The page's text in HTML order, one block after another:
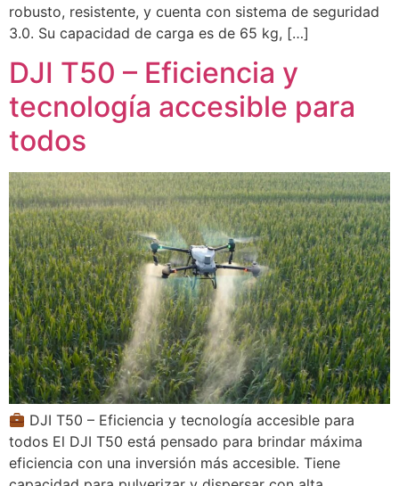
robusto, resistente, y cuenta con sistema de seguridad
3.0. Su capacidad de carga es de 65 kg, […]
DJI T50 – Eficiencia y
tecnología accesible para
todos
DJI T50 – Eficiencia y tecnología accesible para
todos El DJI T50 está pensado para brindar máxima
eficiencia con una inversión más accesible. Tiene